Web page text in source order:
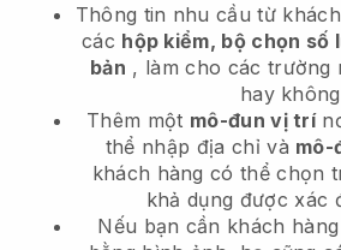
Thông tin nhu cầu từ
các hộp kiểm, bộ chọn số
bản , làm cho các trường
hay
Thêm một mô-đun vị trí
thể nhập địa chỉ và mô-
khách hàng có thể chọn
khả dụng được xác
Nếu bạn cần khách